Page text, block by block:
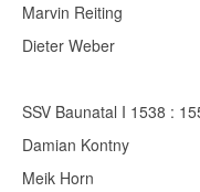
Marvin Reiting
Dieter Weber
SSV Baunatal I 1538 :
Damian Kontny
Meik Horn